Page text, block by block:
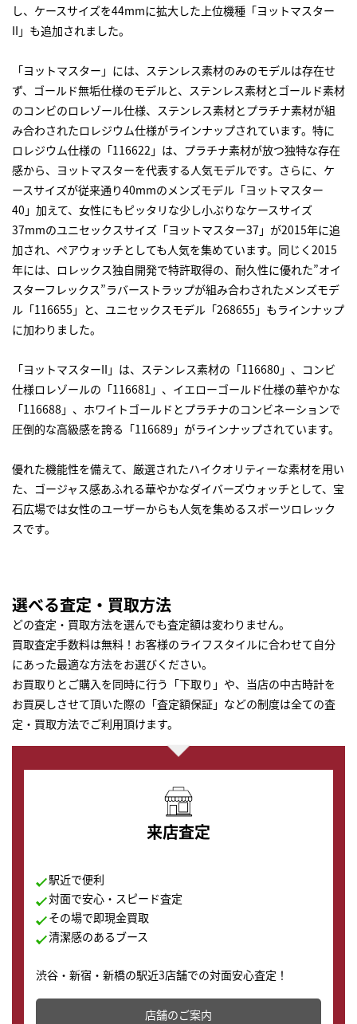
し、ケースサイズを44mmに拡大した上位機種「ヨットマスター
II」も追加されました。
「ヨットマスター」には、ステンレス素材のみのモデルは存在せ
ず、ゴールド無垢仕様のモデルと、ステンレス素材とゴールド素材
のコンビのロレゾール仕様、ステンレス素材とプラチナ素材が組
み合わされたロレジウム仕様がラインナップされています。特に
ロレジウム仕様の「116622」は、プラチナ素材が放つ独特な存在
感から、ヨットマスターを代表する人気モデルです。さらに、ケ
ースサイズが従来通り40mmのメンズモデル「ヨットマスター
40」加えて、女性にもピッタリな少し小ぶりなケースサイズ
37mmのユニセックスサイズ「ヨットマスター37」が2015年に追
加され、ペアウォッチとしても人気を集めています。同じく2015
年には、ロレックス独自開発で特許取得の、耐久性に優れた”オイ
スターフレックス”ラバーストラップが組み合わされたメンズモデ
ル「116655」と、ユニセックスモデル「268655」もラインナップ
に加わりました。
「ヨットマスターII」は、ステンレス素材の「116680」、コンビ
仕様ロレゾールの「116681」、イエローゴールド仕様の華やかな
「116688」、ホワイトゴールドとプラチナのコンビネーションで
圧倒的な高級感を誇る「116689」がラインナップされています。
優れた機能性を備えて、厳選されたハイクオリティーな素材を用い
た、ゴージャス感あふれる華やかなダイバーズウォッチとして、宝
石広場では女性のユーザーからも人気を集めるスポーツロレック
スです。
選べる査定・買取方法
どの査定・買取方法を選んでも査定額は変わりません。
買取査定手数料は無料！お客様のライフスタイルに合わせて自分
にあった最適な方法をお選びください。
お買取りとご購入を同時に行う「下取り」や、当店の中古時計を
お買戻しさせて頂いた際の「査定額保証」などの制度は全ての査
定・買取方法でご利用頂けます。
来店査定
駅近で便利
対面で安心・スピード査定
その場で即現金買取
清潔感のあるブース
渋谷・新宿・新橋の駅近3店舗での対面安心査定！
その場で現金買取致します。渋谷本店では、時計販売の
店舗を併設しており、下取りに出してお得に新しい時計
店舗のご案内